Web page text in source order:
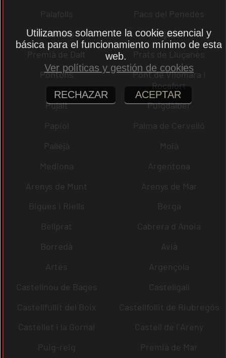
Palafolls
Pacs del Penedès
Rellinars
Rajadell
Premià de Dalt
Prats de Lluçanès
Pontons
Pont de Vilomara i
Rocafort
Pujalt
Puigdàlber
Papiol
Palma de Cervelló
Pallejà
Moià
Mediona
Argentona
Arenys de Munt
Arenys de Mar
Bigues i Riells
Berga
Bellprat
Cabrera d´Anoia
Borredà
Avià
Artés
Argençola
Castellnou de Bages
Castellgalí
Castellfullit del Boix
Castellfollit de Riubregós
Castellet i la Gornal
Castell de l´Areny
Puig-reig
Premià de Mar
Utilizamos solamente la cookie esencial y
básica para el funcionamiento mínimo de esta
web.
Ver políticas y gestión de cookies
RECHAZAR ACEPTAR